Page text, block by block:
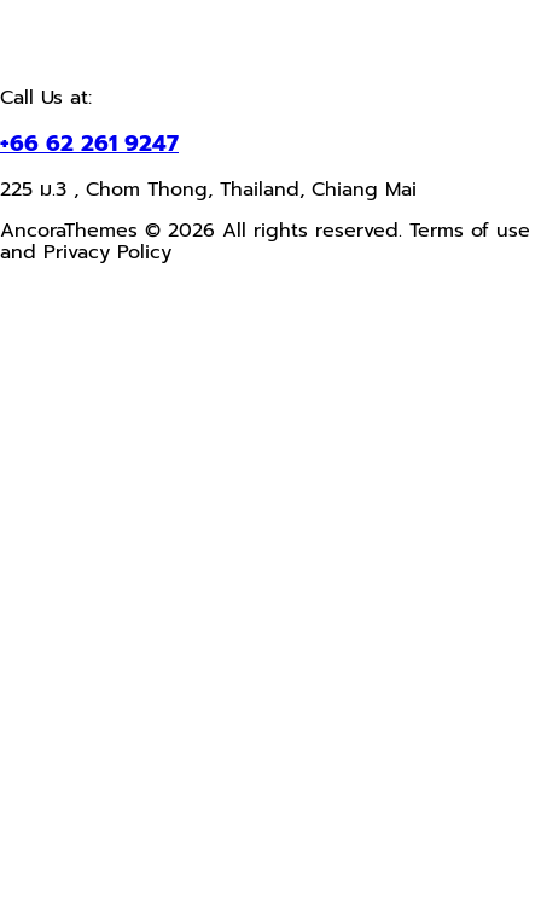
Call Us at:
+66 62 261 9247
225 ม.3 , Chom Thong, Thailand, Chiang Mai
AncoraThemes © 2026 All rights reserved. Terms of use
and Privacy Policy